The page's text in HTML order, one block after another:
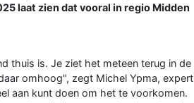
laat zien dat vooral in regio Midden
thuis is. Je ziet het meteen terug in de
omhoog", zegt Michel Ypma, expert
aan kunt doen om het te voorkomen.